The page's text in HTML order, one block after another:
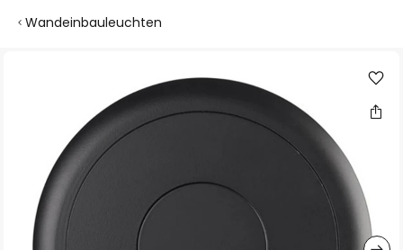
Wandeinbauleuchten
springen